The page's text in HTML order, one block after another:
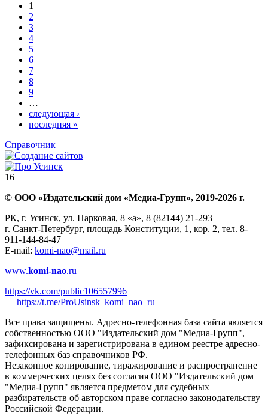
1
2
3
4
5
6
7
8
9
…
следующая ›
последняя »
Справочник
16+
© ООО «Издательский дом «Медиа-Групп», 2019-2026 г.
РК, г. Усинск, ул. Парковая, 8 «а», 8 (82144) 21-293
г. Санкт-Петербург, площадь Конституции, 1, кор. 2, тел. 8-
911-144-84-47
E-mail: komi-nao@mail.ru
www.komi-nao.ru
https://vk.com/public106557996
https://t.me/ProUsinsk_komi_nao_ru
Все права защищены. Адресно-телефонная база сайта является
собственностью ООО "Издательский дом "Медиа-Групп",
зафиксирована и зарегистрирована в едином реестре адресно-
телефонных баз справочников РФ.
Незаконное копирование, тиражирование и распространение
в коммерческих целях без согласия ООО "Издательский дом
"Медиа-Групп" является предметом для судебных
разбирательств об авторском праве согласно законодательству
Российской Федерации.